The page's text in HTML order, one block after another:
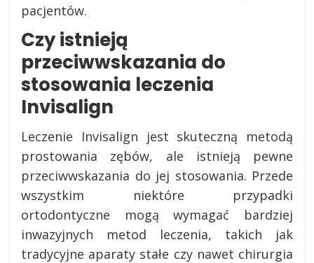
pacjentów.
Czy istnieją
przeciwwskazania do
stosowania leczenia
Invisalign
Leczenie Invisalign jest skuteczną metodą
prostowania zębów, ale istnieją pewne
przeciwwskazania do jej stosowania. Przede
wszystkim niektóre przypadki
ortodontyczne mogą wymagać bardziej
inwazyjnych metod leczenia, takich jak
tradycyjne aparaty stałe czy nawet chirurgia